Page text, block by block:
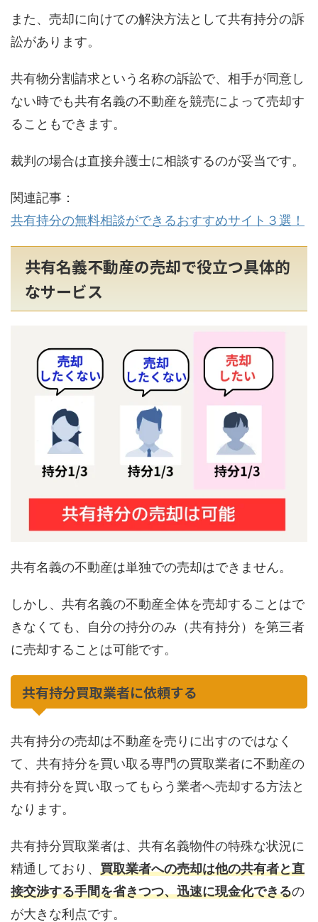
また、売却に向けての解決方法として共有持分の訴
訟があります。
共有物分割請求という名称の訴訟で、相手が同意し
ない時でも共有名義の不動産を競売によって売却す
ることもできます。
裁判の場合は直接弁護士に相談するのが妥当です。
関連記事：
共有持分の無料相談ができるおすすめサイト３選！
共有名義不動産の売却で役立つ具体的
なサービス
共有名義の不動産は単独での売却はできません。
しかし、共有名義の不動産全体を売却することはで
きなくても、自分の持分のみ（共有持分）を第三者
に売却することは可能です。
共有持分買取業者に依頼する
共有持分の売却は不動産を売りに出すのではなく
て、共有持分を買い取る専門の買取業者に不動産の
共有持分を買い取ってもらう業者へ売却する方法と
なります。
共有持分買取業者は、共有名義物件の特殊な状況に
精通しており、 買取業者への売却は他の共有者と直
接交渉する手間を省きつつ、迅速に現金化できるの
が大きな利点です。